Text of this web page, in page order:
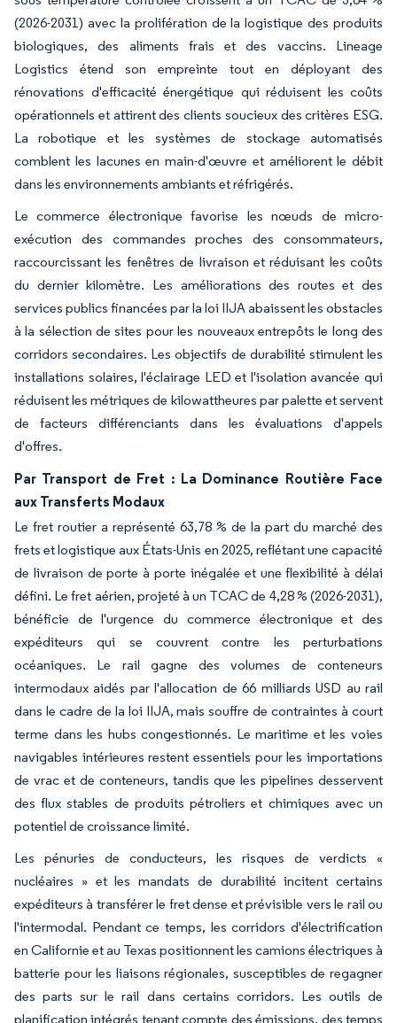
(2026-2031) avec la prolifération de la logistique des produits
biologiques, des aliments frais et des vaccins. Lineage
Logistics étend son empreinte tout en déployant des
rénovations d'efficacité énergétique qui réduisent les coûts
opérationnels et attirent des clients soucieux des critères ESG.
La robotique et les systèmes de stockage automatisés
comblent les lacunes en main-d'œuvre et améliorent le débit
dans les environnements ambiants et réfrigérés.
Le commerce électronique favorise les nœuds de micro-
exécution des commandes proches des consommateurs,
raccourcissant les fenêtres de livraison et réduisant les coûts
du dernier kilomètre. Les améliorations des routes et des
services publics financées par la loi IIJA abaissent les obstacles
à la sélection de sites pour les nouveaux entrepôts le long des
corridors secondaires. Les objectifs de durabilité stimulent les
installations solaires, l'éclairage LED et l'isolation avancée qui
réduisent les métriques de kilowattheures par palette et servent
de facteurs différenciants dans les évaluations d'appels
d'offres.
Par Transport de Fret : La Dominance Routière Face
aux Transferts Modaux
Le fret routier a représenté 63,78 % de la part du marché des
frets et logistique aux États-Unis en 2025, reflétant une capacité
de livraison de porte à porte inégalée et une flexibilité à délai
défini. Le fret aérien, projeté à un TCAC de 4,28 % (2026-2031),
bénéficie de l'urgence du commerce électronique et des
expéditeurs qui se couvrent contre les perturbations
océaniques. Le rail gagne des volumes de conteneurs
intermodaux aidés par l'allocation de 66 milliards USD au rail
dans le cadre de la loi IIJA, mais souffre de contraintes à court
terme dans les hubs congestionnés. Le maritime et les voies
navigables intérieures restent essentiels pour les importations
de vrac et de conteneurs, tandis que les pipelines desservent
des flux stables de produits pétroliers et chimiques avec un
potentiel de croissance limité.
Les pénuries de conducteurs, les risques de verdicts «
nucléaires » et les mandats de durabilité incitent certains
expéditeurs à transférer le fret dense et prévisible vers le rail ou
l'intermodal. Pendant ce temps, les corridors d'électrification
en Californie et au Texas positionnent les camions électriques à
batterie pour les liaisons régionales, susceptibles de regagner
des parts sur le rail dans certains corridors. Les outils de
planification intégrés tenant compte des émissions, des temps